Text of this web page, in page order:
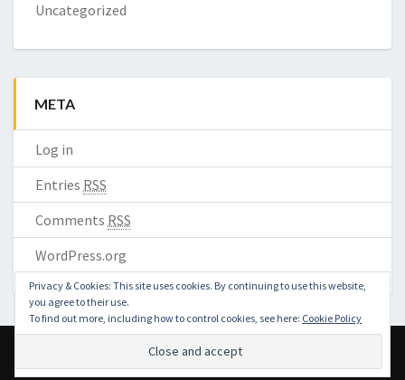
Uncategorized
META
Log in
Entries RSS
Comments RSS
WordPress.org
© 2026 ZOOMRA | Powered by
Privacy & Cookies: This site uses cookies. By continuing to use this website,
you agree to their use.
To find out more, including how to control cookies, see here: Cookie Policy